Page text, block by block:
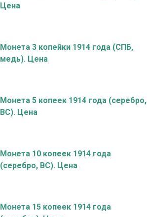
Цена
Монета 3 копейки 1914 года (СПБ,
медь). Цена
Монета 5 копеек 1914 года (серебро,
ВС). Цена
Монета 10 копеек 1914 года
(серебро, ВС). Цена
Монета 15 копеек 1914 года